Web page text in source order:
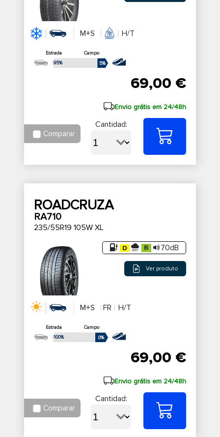
M+S H/T
Estrada
Campo
95%
5%
69,00 €
Envio grátis em 24/48h
Comparar
Cantidad:
ROADCRUZA
RA710
235/55R19 105W XL
70dB
Ver produto
M+S FR H/T
Estrada
Campo
100%
0%
69,00 €
Envio grátis em 24/48h
Comparar
Cantidad: